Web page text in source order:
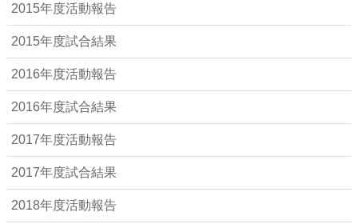
2015年度活動報告
2015年度試合結果
2016年度活動報告
2016年度試合結果
2017年度活動報告
2017年度試合結果
2018年度活動報告